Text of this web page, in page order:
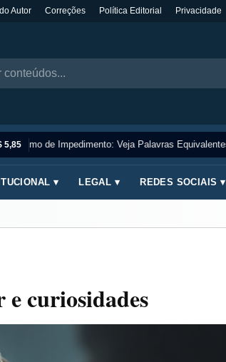
Autor Correções Política Editorial Privacidade
5,85 de Impedimento: Veja Palavras Equivalentes
▾ LEGAL ▾ REDES SOCIAIS ▾
curiosidades